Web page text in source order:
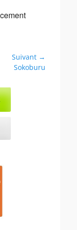
Suivant →
Sokoburu